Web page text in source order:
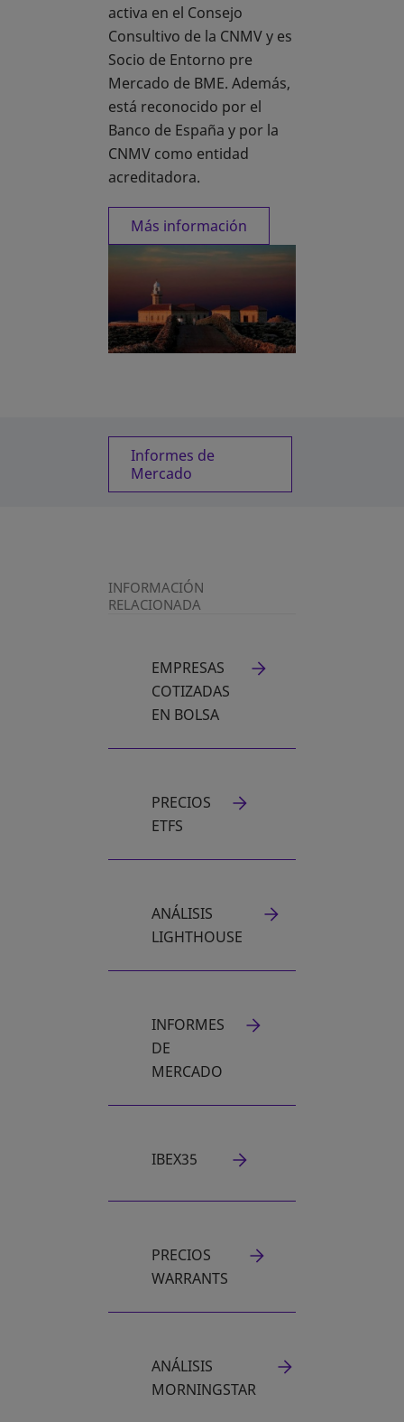
activa en el Consejo
Consultivo de la CNMV y es
Socio de Entorno pre
Mercado de BME. Además,
está reconocido por el
Banco de España y por la
CNMV como entidad
acreditadora.
Más información
Informes de
Mercado
INFORMACIÓN
RELACIONADA
EMPRESAS
COTIZADAS
EN BOLSA
PRECIOS
ETFS
ANÁLISIS
LIGHTHOUSE
SE ABRE EN UNA PESTAÑA NUEVA
INFORMES
DE
MERCADO
SE ABRE EN UNA PESTAÑA NUEVA
IBEX35
PRECIOS
WARRANTS
SE ABRE EN UNA PESTAÑA NUEVA
ANÁLISIS
MORNINGSTAR
SE ABRE EN UNA PESTAÑA NUEVA